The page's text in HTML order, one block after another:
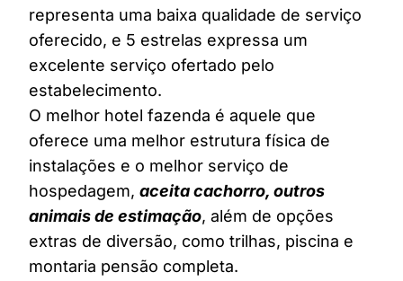
representa uma baixa qualidade de serviço
oferecido, e 5 estrelas expressa um
excelente serviço ofertado pelo
estabelecimento.
O melhor hotel fazenda é aquele que
oferece uma melhor estrutura física de
instalações e o melhor serviço de
hospedagem, aceita cachorro, outros
animais de estimação, além de opções
extras de diversão, como trilhas, piscina e
montaria pensão completa.